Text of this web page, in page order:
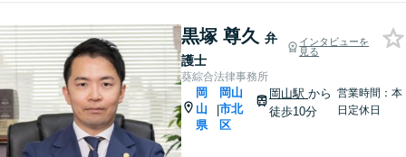
黒塚 尊久 弁
護士
インタビューを
見る
葵綜合法律事務所
岡
山
県
|
岡山
市北
区
岡山駅 から
徒歩10分
営業時間：本
日定休日